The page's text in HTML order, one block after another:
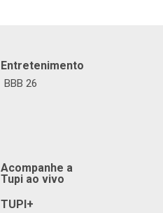
Entretenimento
BBB 26
Acompanhe a
Tupi ao vivo
TUPI+